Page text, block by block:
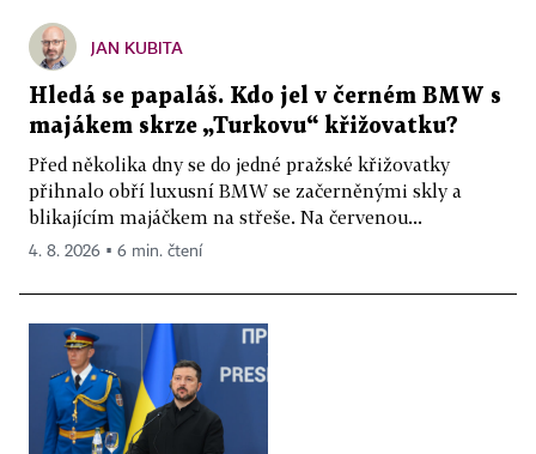
JAN KUBITA
Hledá se papaláš. Kdo jel v černém BMW s
majákem skrze „Turkovu“ křižovatku?
Před několika dny se do jedné pražské křižovatky
přihnalo obří luxusní BMW se začerněnými skly a
blikajícím majáčkem na střeše. Na červenou...
4. 8. 2026 ▪ 6 min. čtení